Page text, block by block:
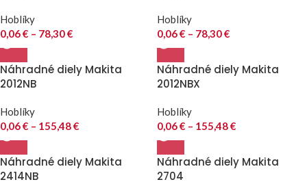
Hoblíky
0,06€ – 78,30€
Hoblíky
0,06€ – 78,30€
Náhradné diely Makita
2012NB
Hoblíky
0,06€ – 155,48€
Náhradné diely Makita
2012NBX
Hoblíky
0,06€ – 155,48€
Náhradné diely Makita
2414NB
Náhradné diely Makita
2704